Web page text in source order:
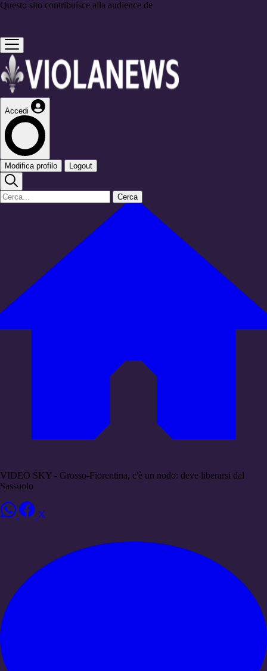
Questo sito contribuisce alla audience de
Accedi
Modifica profilo Logout
Cerca
VIDEO SKY - Grosso-Fiorentina, c'è un nodo: deve liberarsi dal
Sassuolo